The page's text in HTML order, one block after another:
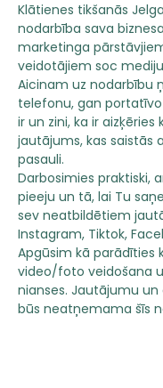
Klātienes tikšanās
nodarbība sava
marketinga
veidotājiem soc
Aicinam uz nodarbību
telefonu, gan
ir un zini, ka ir aizķēries
jautājums, kas saistās
pasauli.
Darbosimies praktiski,
pieeju un tā, lai Tu
sev neatbildētiem
Instagram, Tiktok,
Apgūsim kā parādīties
video/foto veidošana
nianses. Jautājumu un
būs neatņemama šīs